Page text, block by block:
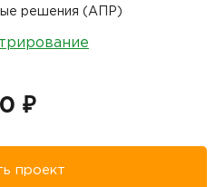
решения (АПР)
₽
проект